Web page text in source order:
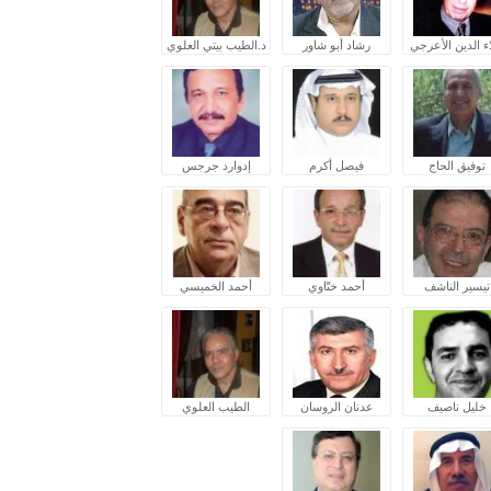
الدين الأعرجي رشاد أبو شاور د.الطيب بيتي العلوي
توفيق الحاج فيصل أكرم إدوارد جرجس
تيسير الناشف أحمد ختّاوي أحمد الخميسي
خليل ناصيف عدنان الروسان الطيب العلوي